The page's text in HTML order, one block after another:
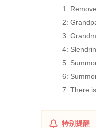
1:
2: Grandpa
3:
4:
5:
6:
7: There is
特别提醒